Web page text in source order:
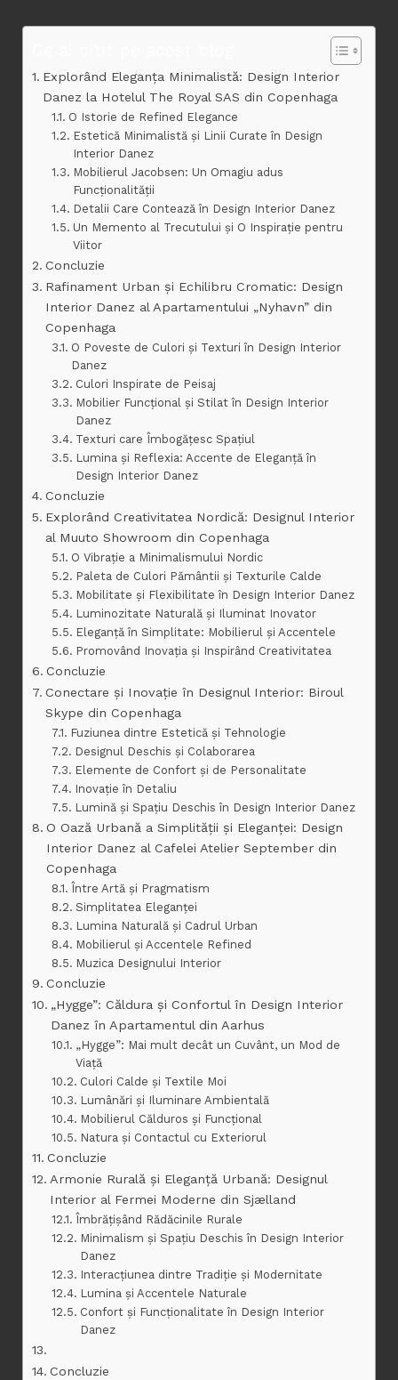
Explorând Eleganța Minimalistă: Design Interior
Danez la Hotelul The Royal SAS din Copenhaga
O Istorie de Refined Elegance
Estetică Minimalistă și Linii Curate în Design
Interior Danez
Mobilierul Jacobsen: Un Omagiu adus
Funcționalității
Detalii Care Contează în Design Interior Danez
Un Memento al Trecutului și O Inspirație pentru
Viitor
Concluzie
Rafinament Urban și Echilibru Cromatic: Design
Interior Danez al Apartamentului „Nyhavn” din
Copenhaga
O Poveste de Culori și Texturi în Design Interior
Danez
Culori Inspirate de Peisaj
Mobilier Funcțional și Stilat în Design Interior
Danez
Texturi care Îmbogățesc Spațiul
Lumina și Reflexia: Accente de Eleganță în
Design Interior Danez
Concluzie
Explorând Creativitatea Nordică: Designul Interior
al Muuto Showroom din Copenhaga
O Vibrație a Minimalismului Nordic
Paleta de Culori Pământii și Texturile Calde
Mobilitate și Flexibilitate în Design Interior Danez
Luminozitate Naturală și Iluminat Inovator
Eleganță în Simplitate: Mobilierul și Accentele
Promovând Inovația și Inspirând Creativitatea
Concluzie
Conectare și Inovație în Designul Interior: Biroul
Skype din Copenhaga
Fuziunea dintre Estetică și Tehnologie
Designul Deschis și Colaborarea
Elemente de Confort și de Personalitate
Inovație în Detaliu
Lumină și Spațiu Deschis în Design Interior Danez
O Oază Urbană a Simplității și Eleganței: Design
Interior Danez al Cafelei Atelier September din
Copenhaga
Între Artă și Pragmatism
Simplitatea Eleganței
Lumina Naturală și Cadrul Urban
Mobilierul și Accentele Refined
Muzica Designului Interior
Concluzie
„Hygge”: Căldura și Confortul în Design Interior
Danez în Apartamentul din Aarhus
„Hygge”: Mai mult decât un Cuvânt, un Mod de
Viață
Culori Calde și Textile Moi
Lumânări și Iluminare Ambientală
Mobilierul Călduros și Funcțional
Natura și Contactul cu Exteriorul
Concluzie
Armonie Rurală și Eleganță Urbană: Designul
Interior al Fermei Moderne din Sjælland
Îmbrățișând Rădăcinile Rurale
Minimalism și Spațiu Deschis în Design Interior
Danez
Interacțiunea dintre Tradiție și Modernitate
Lumina și Accentele Naturale
Confort și Funcționalitate în Design Interior
Danez
Concluzie